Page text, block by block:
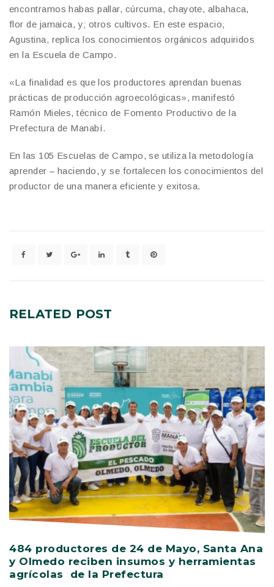
encontramos habas pallar, cúrcuma, chayote, albahaca,
flor de jamaica, y; otros cultivos. En este espacio,
Agustina, replica los conocimientos orgánicos adquiridos
en la Escuela de Campo.
«La finalidad es que los productores aprendan buenas
prácticas de producción agroecológicas», manifestó
Ramón Mieles, técnico de Fomento Productivo de la
Prefectura de Manabí.
En las 105 Escuelas de Campo, se utiliza la metodología
aprender – haciendo, y se fortalecen los conocimientos del
productor de una manera eficiente y exitosa.
RELATED POST
484 productores de 24 de Mayo, Santa Ana
y Olmedo reciben insumos y herramientas
agrícolas de la Prefectura